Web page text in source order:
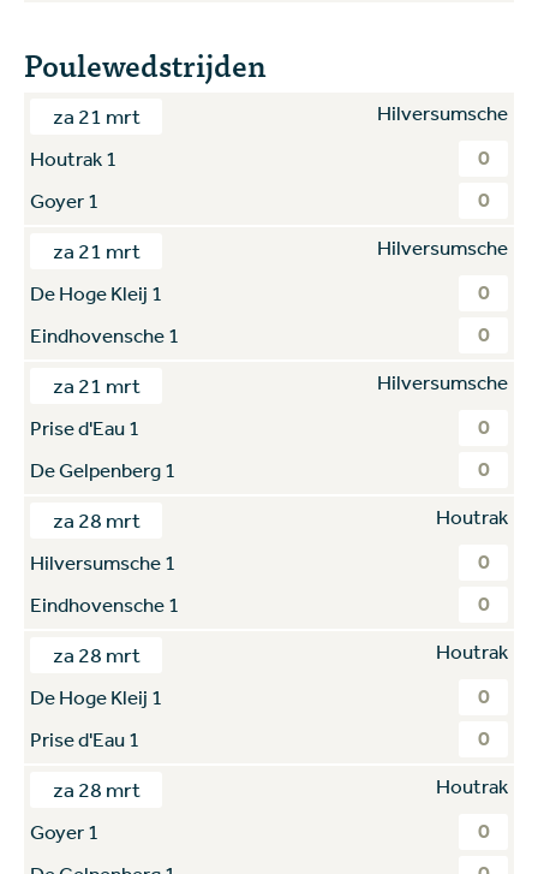
Poulewedstrijden
za 21 mrt
Hilversumsche
Houtrak 1
0
Goyer 1 0
za 21 mrt
Hilversumsche
De Hoge Kleij 1
0
Eindhovensche 1 0
za 21 mrt
Hilversumsche
Prise d'Eau 1
0
De Gelpenberg 1 0
za 28 mrt
Houtrak
Hilversumsche 1
0
Eindhovensche 1 0
za 28 mrt
Houtrak
De Hoge Kleij 1
0
Prise d'Eau 1 0
za 28 mrt
Houtrak
Goyer 1
0